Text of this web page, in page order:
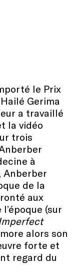
le Prix
Gerima
a travaillé
la vidéo
trois
à
Anberber
de la
aux
(sur
alors son
forte et
regard du